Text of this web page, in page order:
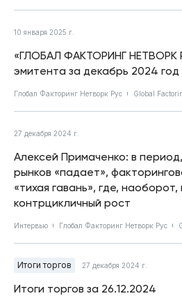
10 января 2025 г.
«ГЛОБАЛ ФАКТОРИНГ НЕТВОРК
эмитента за декабрь 2024 год
Глобал Факторинг Нетворк Рус Global
27 декабря 2024 г.
Алексей Примаченко: в
рынков «падает»,
«тихая гавань», где,
контрцикличный рост
Интервью Глобал Факторинг Нетворк Рус
Итоги торгов 27 декабря 2024 г.
Итоги торгов за 26.12.2024